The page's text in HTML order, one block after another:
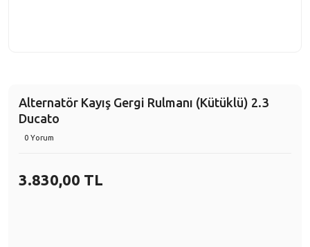
Alternatör Kayış Gergi Rulmanı (Kütüklü) 2.3
Ducato
0 Yorum
3.830,00 TL